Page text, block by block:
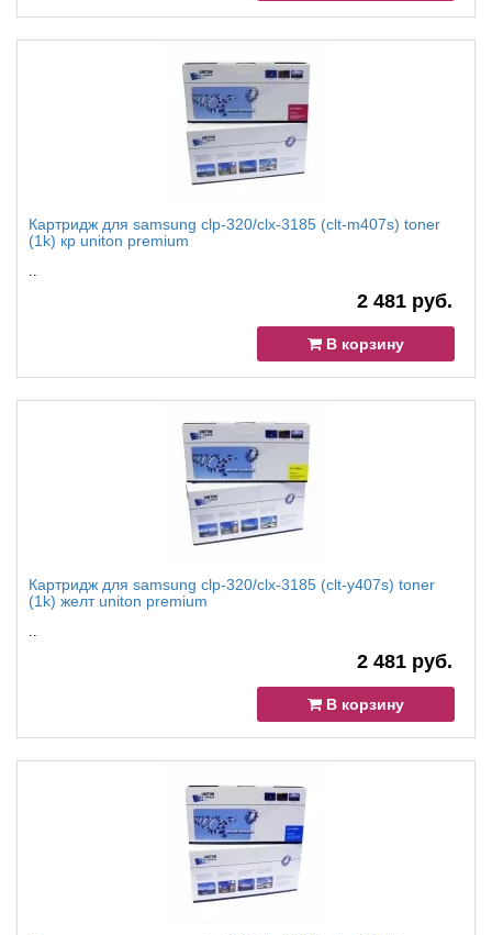
Картридж для samsung clp-320/clx-3185 (clt-m407s) toner
(1k) кр uniton premium
..
2 481 руб.
В корзину
Картридж для samsung clp-320/clx-3185 (clt-y407s) toner
(1k) желт uniton premium
..
2 481 руб.
В корзину